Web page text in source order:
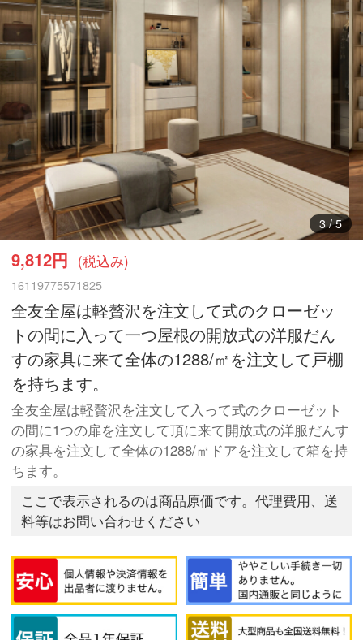
3/5
9,812円 (税込み)
16119775571825
全友全屋は軽贅沢を注文して式のクローゼッ
トの間に入って一つ屋根の開放式の洋服だん
すの家具に来て全体の1288/㎡を注文して戸棚
を持ちます。
全友全屋は軽贅沢を注文して入って式のクローゼット
の間に1つの扉を注文して頂に来て開放式の洋服だんす
の家具を注文して全体の1288/㎡ドアを注文して箱を持
ちます。
ここで表示されるのは商品原価です。代理費用、送
料等はお問い合わせください